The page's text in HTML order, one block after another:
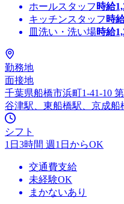
ホールスタッフ 時給
キッチンスタッフ 時
皿洗い・洗い場時給
勤務地
面接地
千葉県船橋市浜町1-41-10
谷津駅、東船橋駅、京成船
シフト
1日3時間 週1日からOK
交通費支給
未経験OK
まかないあり